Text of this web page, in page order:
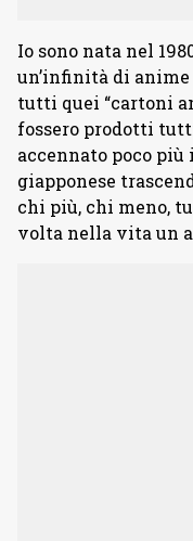
Io sono nata nel
un’infinità di anime
tutti quei “cartoni
fossero prodotti
accennato poco più
giapponese
chi più, chi meno,
volta nella vita un